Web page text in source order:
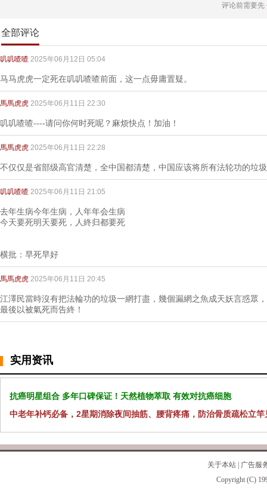
评论前需要先
全部评论
叽叽喳喳 2025年06月12日 05:04
马马虎虎一定死在叽叽喳喳前面，这一点毋庸置疑。
馬馬虎虎 2025年06月11日 22:30
叽叽喳喳----请问你何时死呢？麻烦快点！加油！
馬馬虎虎 2025年06月11日 22:28
不仅仅是省部级高官清楚，全中国都清楚，中国应该将所有法轮功的垃
叽叽喳喳 2025年06月11日 21:05
去年生病今年生病，人年年会生病
今天要死明天要死，人終归都要死
横批：早死早好
馬馬虎虎 2025年06月11日 20:45
江澤民當時沒有把法輪功的垃圾一網打盡，幾個漏網之魚成天妖言惑眾
最後以被氣死而告終！
实用资讯
抗癌明星组合 多年口碑保证！天然植物萃取 有效对抗癌细胞
中老年补钙必备，2星期消除夜间抽筋、腰背疼痛，防治骨质疏松立竿
关于本站
广告服
Copyright (C)